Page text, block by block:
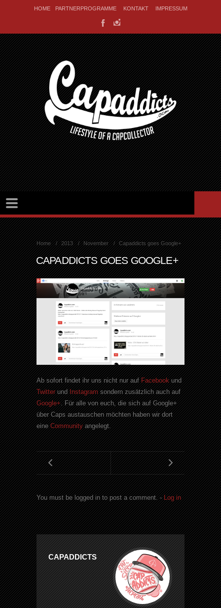
HOME PARTNERPROGRAMME KONTAKT IMPRESSUM
Home 2013 November Capaddicts goes Google+
CAPADDICTS GOES GOOGLE+
Ab sofort findet ihr uns nicht nur aufFacebookund
TwitterundInstagramsondern zusätzlich auch auf
Google+. Für alle von euch, die sich auf Google+
über Caps austauschen möchten haben wir dort
eineCommunityangelegt.
You must be logged in to post a comment. -Log in
CAPADDICTS